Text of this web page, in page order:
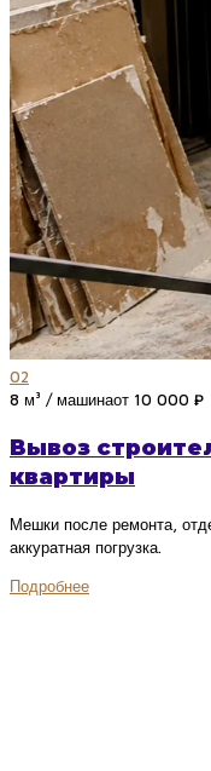
02
8 м³ / машинаот 10 000 ₽
Вывоз
квартиры
Мешки после ремонта,
аккуратная погрузка.
Подробнее